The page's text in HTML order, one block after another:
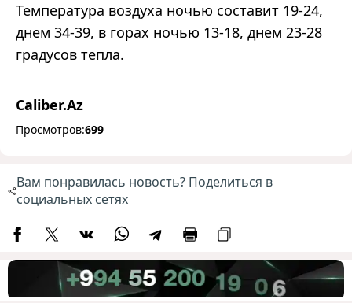
Температура воздуха ночью составит 19-24,
днем 34-39, в горах ночью 13-18, днем 23-28
градусов тепла.
Caliber.Az
Просмотров:699
Вам понравилась новость? Поделиться в
социальных сетях